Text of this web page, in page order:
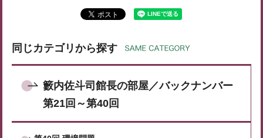
同じカテゴリから探す
籔内佐斗司館長の部屋／バックナンバー
第21回～第40回